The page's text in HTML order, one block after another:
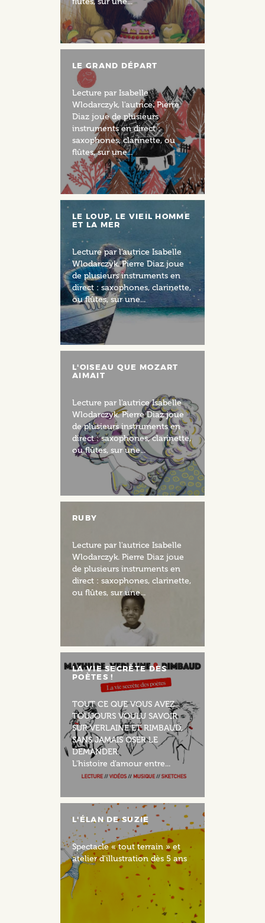
LE GRAND DÉPART
Lecture par Isabelle
Wlodarczyk, l'autrice. Pierre
Diaz joue de plusieurs
instruments en direct :
saxophones, clarinette, ou
flûtes, sur une...
LE LOUP, LE VIEIL HOMME
ET LA MER
Lecture par l'autrice Isabelle
Wlodarczyk. Pierre Diaz joue
de plusieurs instruments en
direct : saxophones, clarinette,
ou flûtes, sur une...
L'OISEAU QUE MOZART
AIMAIT
Lecture par l'autrice Isabelle
Wlodarczyk. Pierre Diaz joue
de plusieurs instruments en
direct : saxophones, clarinette,
ou flûtes, sur une...
RUBY
Lecture par l'autrice Isabelle
Wlodarczyk. Pierre Diaz joue
de plusieurs instruments en
direct : saxophones, clarinette,
ou flûtes, sur une...
LA VIE SECRÈTE DES
POÈTES !
TOUT CE QUE VOUS AVEZ
TOUJOURS VOULU SAVOIR
SUR VERLAINE ET RIMBAUD,
SANS JAMAIS OSER LE
DEMANDER.
L'histoire d'amour entre...
L'ÉLAN DE SUZIE
Spectacle « tout terrain » et
atelier d'illustration dès 5 ans